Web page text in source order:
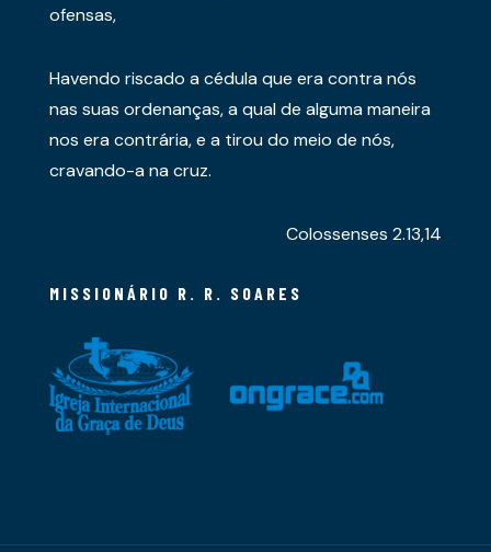
ofensas,
Havendo riscado a cédula que era contra nós
nas suas ordenanças, a qual de alguma maneira
nos era contrária, e a tirou do meio de nós,
cravando-a na cruz.
Colossenses 2.13,14
MISSIONÁRIO R. R. SOARES